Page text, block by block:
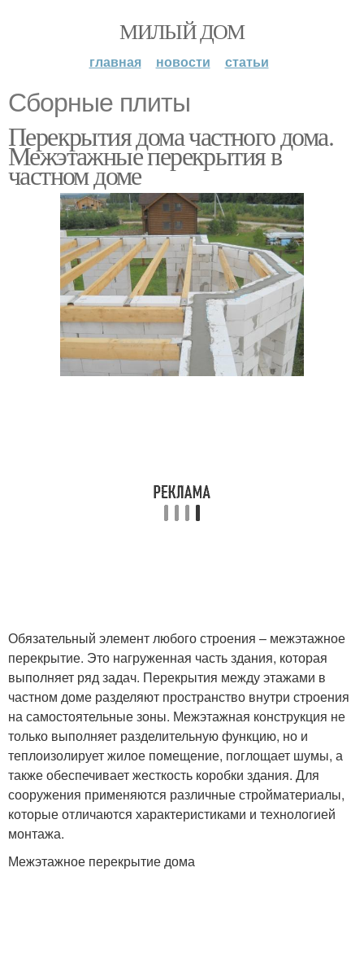
МИЛЫЙ ДОМ
главная новости статьи
Сборные плиты
Перекрытия дома частного дома.
Межэтажные перекрытия в
частном доме
Обязательный элемент любого строения – межэтажное
перекрытие. Это нагруженная часть здания, которая
выполняет ряд задач. Перекрытия между этажами в
частном доме разделяют пространство внутри строения
на самостоятельные зоны. Межэтажная конструкция не
только выполняет разделительную функцию, но и
теплоизолирует жилое помещение, поглощает шумы, а
также обеспечивает жесткость коробки здания. Для
сооружения применяются различные стройматериалы,
которые отличаются характеристиками и технологией
монтажа.
Межэтажное перекрытие дома